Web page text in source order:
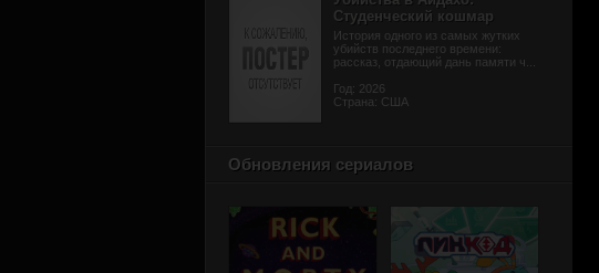
Студенческий кошмар
История одного из самых жутких
убийств последнего времени:
рассказ, отдающий дань памяти ч...
Год: 2026
Страна: США
Обновления сериалов